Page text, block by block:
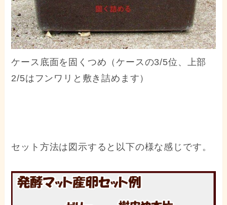
ケース底面を固くつめ（ケースの3/5位、上部
2/5はフンワリと敷き詰めます）
セット方法は図示すると以下の様な感じです。